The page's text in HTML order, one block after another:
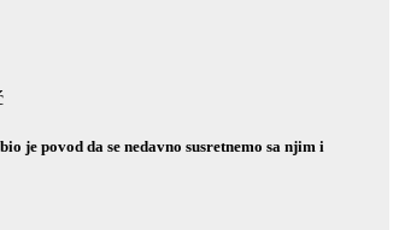
je povod da se nedavno susretnemo sa njim i